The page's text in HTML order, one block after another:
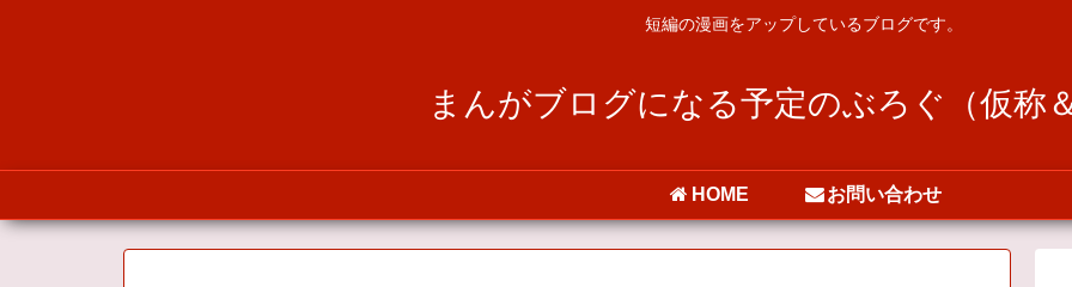
短編の漫画をアップしているブログです。
まんがブログになる予定のぶろぐ（仮称
HOME お問い合わせ